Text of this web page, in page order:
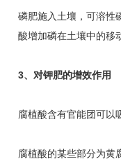
磷肥施入土壤，可溶性
酸增加磷在土壤中的移
3、对钾肥的增效作用
腐植酸含有官能团可以
腐植酸的某些部分为黄